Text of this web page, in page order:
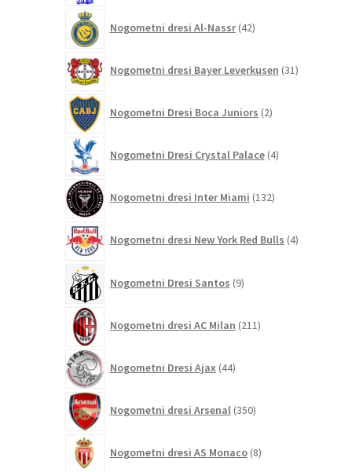
Nogometni dresi Al-Nassr 42izdelkov
Nogometni dresi Bayer Leverkusen 31izdelkov
Nogometni Dresi Boca Juniors 2izdelka
Nogometni Dresi Crystal Palace 4izdelki
Nogometni dresi Inter Miami 132izdelkov
Nogometni dresi New York Red Bulls 4izdelki
Nogometni Dresi Santos 9izdelkov
Nogometni dresi AC Milan 211izdelkov
Nogometni Dresi Ajax 44izdelkov
Nogometni dresi Arsenal 350izdelkov
Nogometni dresi AS Monaco 8izdelkov